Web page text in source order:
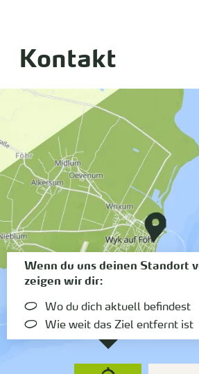
Kontakt
Wenn du uns deinen Standort
zeigen wir dir:
Wo du dich aktuell befindest
Wie weit das Ziel entfernt ist